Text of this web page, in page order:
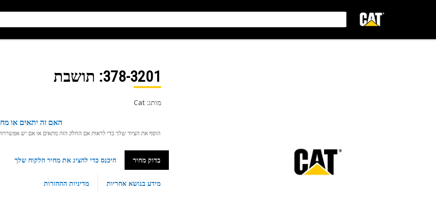
378-3201: תושבת
מותג: Cat
האם זה יתאים או
הוסף את הציוד שלך כדי לראות אם החלק הזה מתאים או אם יש אפשרויות
בדוק מחיר היכנס כדי להציג את מחיר הלקוח שלך
מידע בנושא אחריות מדיניות ההחזרות